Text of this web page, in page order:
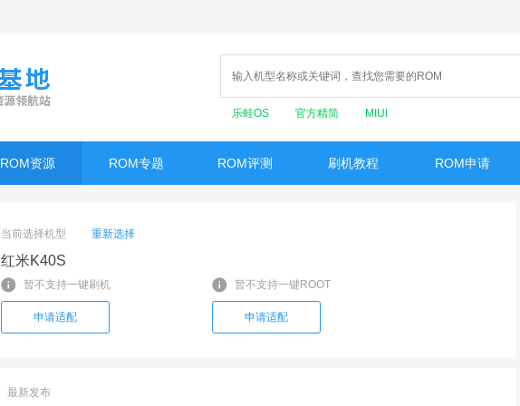
乐蛙OS 官方精简 MIUI
ROM资源 ROM专题 ROM评测 刷机教程 ROM申请
当前选择机型 重新选择
红米K40S
暂不支持一键刷机
申请适配
暂不支持一键ROOT
申请适配
最新发布